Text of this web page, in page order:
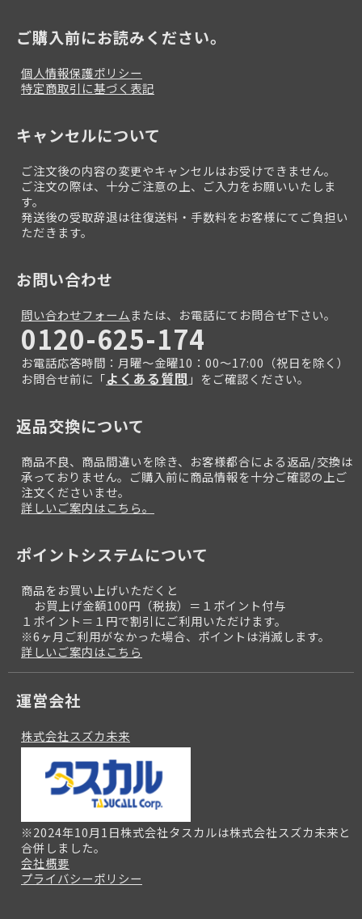
ご購入前にお読みください。
個人情報保護ポリシー
特定商取引に基づく表記
キャンセルについて
ご注文後の内容の変更やキャンセルはお受けできません。
ご注文の際は、十分ご注意の上、ご入力をお願いいたしま
す。
発送後の受取辞退は往復送料・手数料をお客様にてご負担い
ただきます。
お問い合わせ
問い合わせフォームまたは、お電話にてお問合せ下さい。
0120-625-174
お電話応答時間：月曜～金曜10：00～17:00（祝日を除く）
お問合せ前に「よくある質問 」をご確認ください。
返品交換について
商品不良、商品間違いを除き、お客様都合による返品/交換は
承っておりません。ご購入前に商品情報を十分ご確認の上ご
注文くださいませ。
詳しいご案内はこちら。
ポイントシステムについて
商品をお買い上げいただくと
お買上げ金額100円（税抜）＝１ポイント付与
１ポイント＝１円で割引にご利用いただけます。
※6ヶ月ご利用がなかった場合、ポイントは消滅します。
詳しいご案内はこちら
運営会社
株式会社スズカ未来
※2024年10月1日株式会社タスカルは株式会社スズカ未来と
合併しました。
会社概要
プライバシーポリシー